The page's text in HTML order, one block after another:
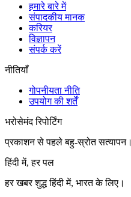
हमारे बारे में
संपादकीय मानक
करियर
विज्ञापन
संपर्क करें
नीतियाँ
गोपनीयता नीति
उपयोग की शर्तें
भरोसेमंद रिपोर्टिंग
प्रकाशन से पहले बहु-स्रोत सत्यापन।
हिंदी में, हर पल
हर खबर शुद्ध हिंदी में, भारत के लिए।